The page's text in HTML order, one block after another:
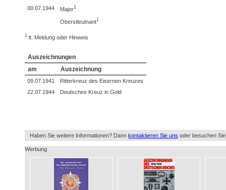
00.07.1944 Major1
Oberstleutnant1
1 lt. Meldung oder Hinweis
Auszeichnungen
am
Auszeichnung
09.07.1941
Ritterkreuz des Eisernen Kreuzes
22.07.1944
Deutsches Kreuz in Gold
Haben Sie weitere Informationen? Dann kontaktieren Sie uns oder besuchen
Werbung